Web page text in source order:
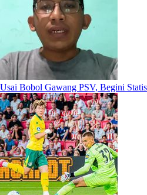
Usai Bobol Gawang PSV, Begini